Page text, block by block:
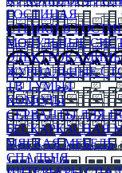
ГОСТИНАЯ
СТЕНКИ В
МОДУЛЬНЫЕ
ЖУРНАЛЬНЫЕ
ТВ ТУМБЫ
КОМОДЫ
СЕРВАНТЫ ДЛЯ
БЕСКАРКАСНАЯ
МЯГКАЯ МЕБЕЛЬ
СПАЛЬНЯ